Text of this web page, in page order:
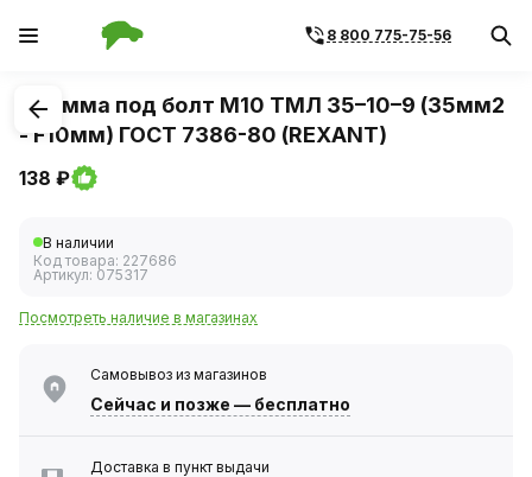
8 800 775-75-56
1/1
Клемма под болт М10 ТМЛ 35–10–9 (35мм2
- F10мм) ГОСТ 7386-80 (REXANT)
138 ₽
В наличии
Код товара: 227686
Артикул: 075317
Посмотреть наличие в магазинах
Самовывоз из магазинов
Сейчас и позже — бесплатно
Доставка в пункт выдачи